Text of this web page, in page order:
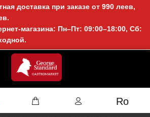
доставка при заказе от 990 леев,
магазина: Пн–Пт: 09:00–18:00, Сб:
Ro